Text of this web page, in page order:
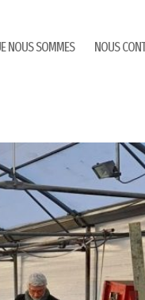
NOUS SOMMES NOUS